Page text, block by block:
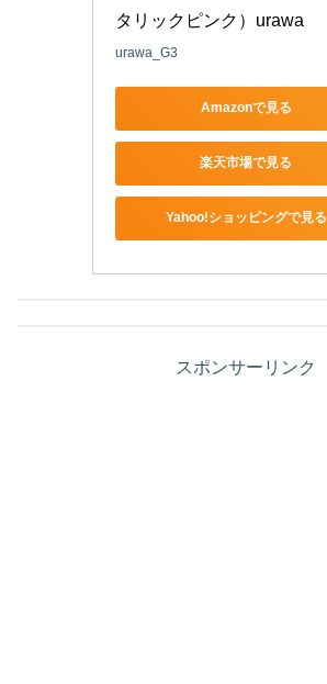
タリックピンク）urawa
urawa_G3
Amazonで見る
楽天市場で見る
Yahoo!ショッピングで見る
スポンサーリンク